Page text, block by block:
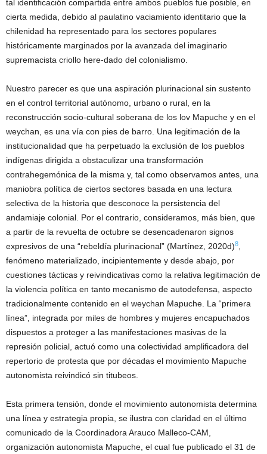
tal identificación compartida entre ambos pueblos fue posible, en
cierta medida, debido al paulatino vaciamiento identitario que la
chilenidad ha representado para los sectores populares
históricamente marginados por la avanzada del imaginario
supremacista criollo here-dado del colonialismo.
Nuestro parecer es que una aspiración plurinacional sin sustento
en el control territorial autónomo, urbano o rural, en la
reconstrucción socio-cultural soberana de los lov Mapuche y en el
weychan, es una vía con pies de barro. Una legitimación de la
institucionalidad que ha perpetuado la exclusión de los pueblos
indígenas dirigida a obstaculizar una transformación
contrahegemónica de la misma y, tal como observamos antes, una
maniobra política de ciertos sectores basada en una lectura
selectiva de la historia que desconoce la persistencia del
andamiaje colonial. Por el contrario, consideramos, más bien, que
a partir de la revuelta de octubre se desencadenaron signos
expresivos de una “rebeldía plurinacional” (Martínez, 2020d)8
fenómeno materializado, incipientemente y desde abajo, por
cuestiones tácticas y reivindicativas como la relativa legitimación de
la violencia política en tanto mecanismo de autodefensa, aspecto
tradicionalmente contenido en el weychan Mapuche. La “primera
línea”, integrada por miles de hombres y mujeres encapuchados
dispuestos a proteger a las manifestaciones masivas de la
represión policial, actuó como una colectividad amplificadora del
repertorio de protesta que por décadas el movimiento Mapuche
autonomista reivindicó sin titubeos.
Esta primera tensión, donde el movimiento autonomista determina
una línea y estrategia propia, se ilustra con claridad en el último
comunicado de la Coordinadora Arauco Malleco-CAM,
organización autonomista Mapuche, el cual fue publicado el 31 de